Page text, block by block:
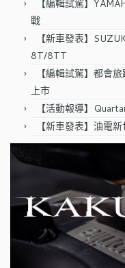
【編輯試駕】
戰
【新車發表】
8T/8TT
【編輯試駕】都會
上市
【活動報導】
【新車發表】油電